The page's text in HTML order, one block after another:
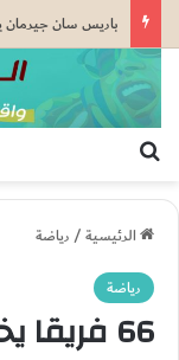
باريس سان جيرمان
الرئيسية/رياضة
رياضة
66